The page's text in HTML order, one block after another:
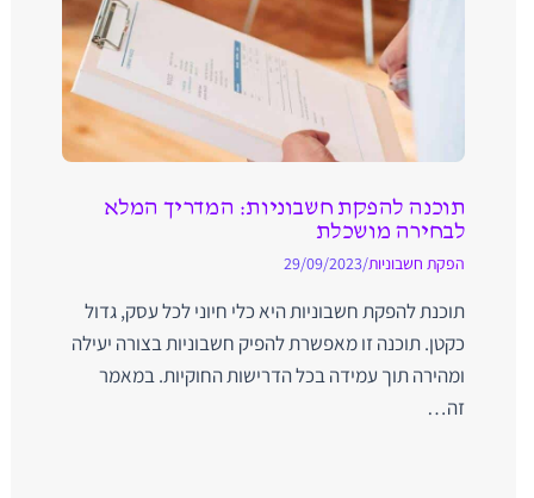
תוכנה להפקת חשבוניות: המדריך המלא
לבחירה מושכלת
הפקת חשבוניות/
29/09/2023
תוכנת להפקת חשבוניות היא כלי חיוני לכל עסק, גדול
כקטן. תוכנה זו מאפשרת להפיק חשבוניות בצורה יעילה
ומהירה תוך עמידה בכל הדרישות החוקיות. במאמר
זה…